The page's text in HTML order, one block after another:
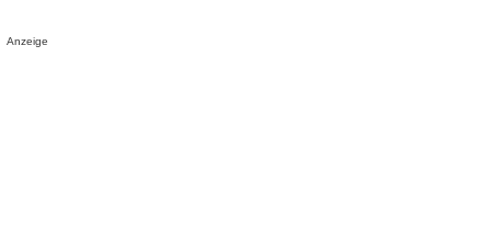
Anzeige